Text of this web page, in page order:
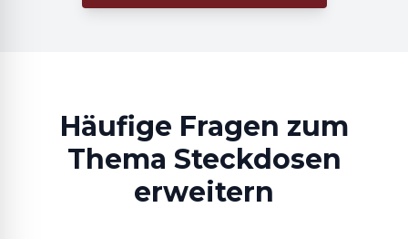
Häufige Fragen zum
Thema Steckdosen
erweitern